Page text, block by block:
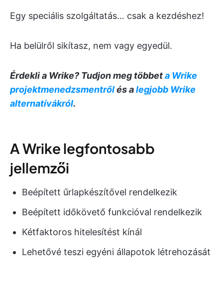
Egy speciális szolgáltatás… csak a kezdéshez!
Ha belülről sikítasz, nem vagy egyedül.
Érdekli a Wrike? Tudjon meg többeta Wrike
projektmenedzsmentrőlés alegjobb Wrike
alternatívákról.
A Wrike legfontosabb
jellemzői
Beépített űrlapkészítővel rendelkezik
Beépített időkövető funkcióval rendelkezik
Kétfaktoros hitelesítést kínál
Lehetővé teszi egyéni állapotok létrehozását